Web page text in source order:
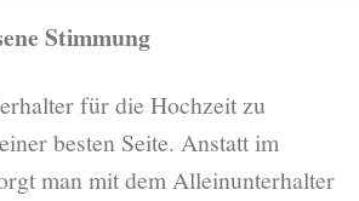
Stimmung
für die Hochzeit zu
besten Seite. Anstatt im
man mit dem Alleinunterhalter